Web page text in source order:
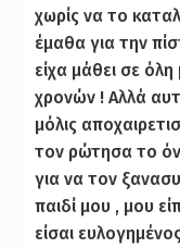
χωρίς να το
έμαθα για την
είχα μάθει σε
χρονών ! Αλλά
μόλις
τον ρώτησα το
για να τον
παιδί μου , μου
είσαι